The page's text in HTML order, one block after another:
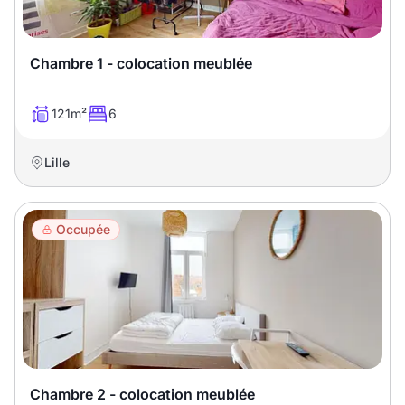
T16
Superficie
Nombre de chambres
disponibles
chambres
disponibles
Espaces additionnels
Chambre 1 - colocation meublée
121m² 6
Lille
Occupée
Chambre 2 - colocation meublée